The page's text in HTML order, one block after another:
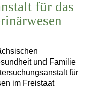
für das
und Familie
für
im Freistaat